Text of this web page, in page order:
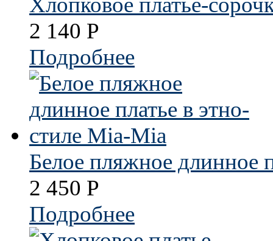
2 140 Р
Подробнее
Белое пляжное длинное
2 450 Р
Подробнее